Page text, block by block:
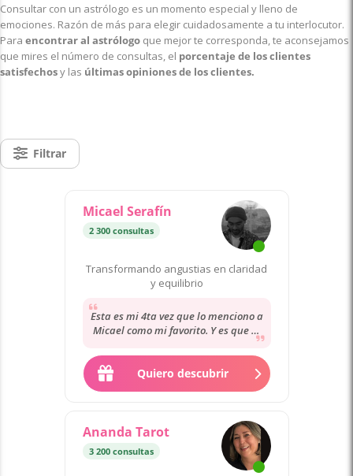
Consultar con un astrólogo es un momento especial y lleno de
emociones. Razón de más para elegir cuidadosamente a tu interlocutor.
Para encontrar al astrólogo que mejor te corresponda, te aconsejamos
que mires el número de consultas, el porcentaje de los clientes
satisfechosy las últimas opiniones de los clientes.
Filtrar
Micael Serafín
2 300 consultas
Transformando angustias en claridad
y equilibrio
Esta es mi 4ta vez que lo menciono a
Micael como mi favorito. Y es que el
es muUcho más que un tarotista. Te
ayuda...
Quiero descubrir
Ananda Tarot
3 200 consultas